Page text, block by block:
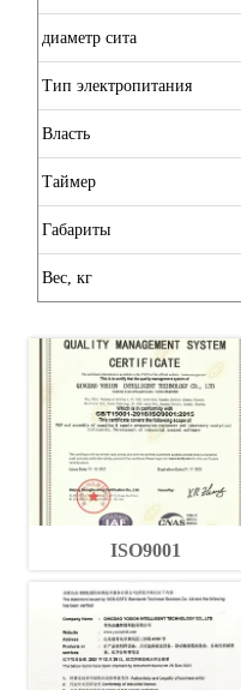
диаметр сита
Тип электропитания
Власть
Таймер
Габариты
Вес, кг
ISO9001